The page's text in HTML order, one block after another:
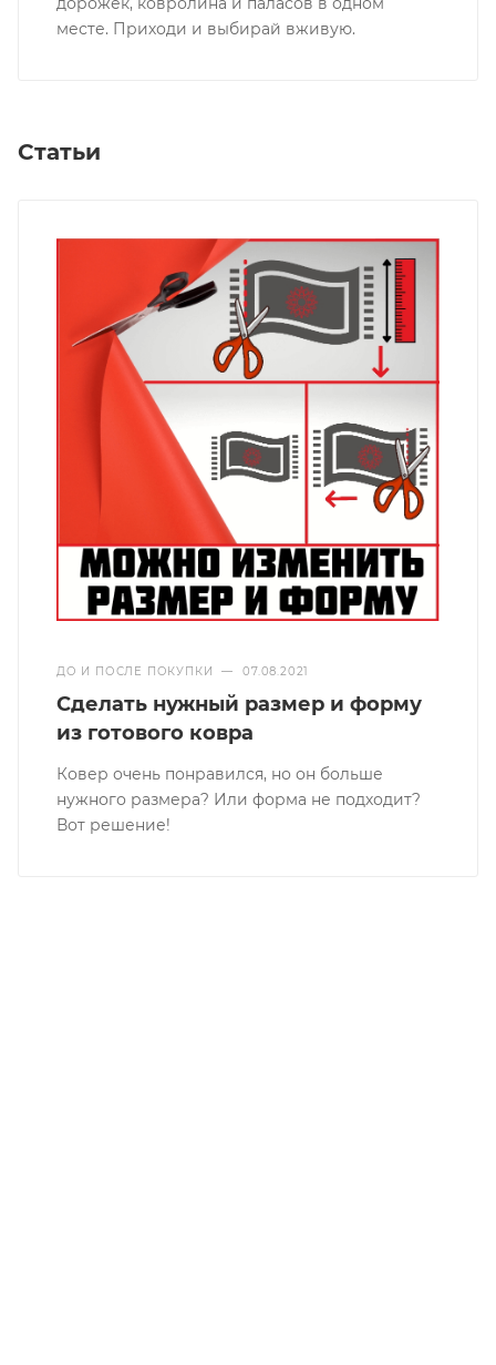
месте. Приходи и выбирай вживую.
Статьи
ДО И ПОСЛЕ ПОКУПКИ — 07.08.2021
Сделать нужный размер и форму
из готового ковра
Ковер очень понравился, но он больше
нужного размера? Или форма не подходит?
Вот решение!